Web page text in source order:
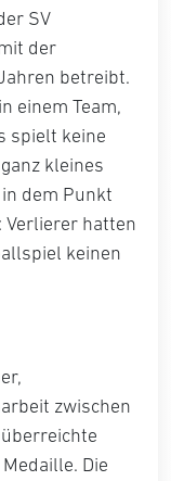
SV
der
betreibt.
einem Team,
spielt keine
kleines
dem Punkt
Verlierer hatten
keinen
zwischen
Die